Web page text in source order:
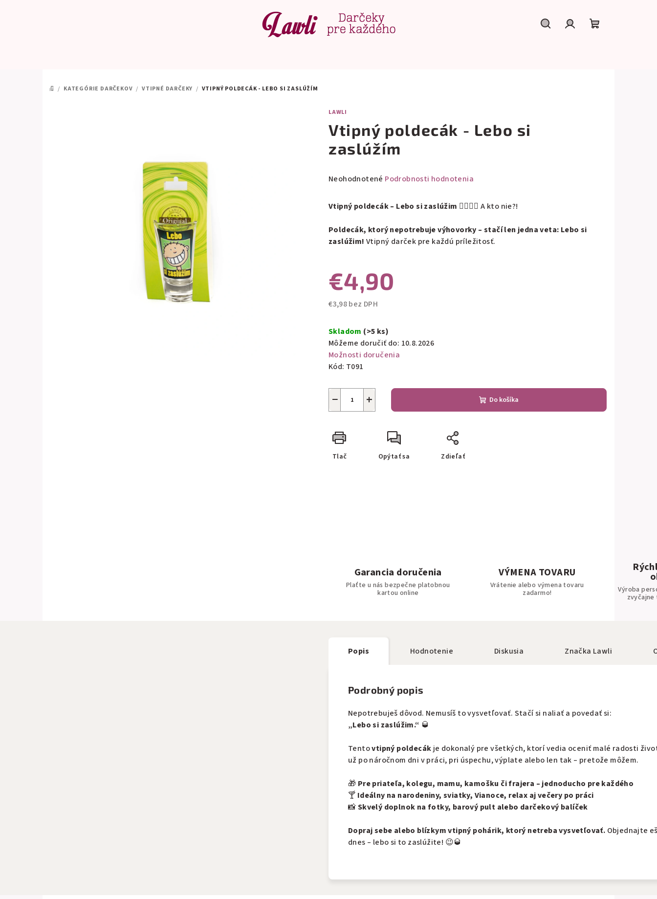
DOMOV
/ KATEGÓRIE DARČEKOV / VTIPNÉ DARČEKY / VTIPNÝ POLDECÁK - LEBO SI ZASLÚŽÍM
LAWLI
Vtipný poldecák - Lebo si
zaslúžím
Priemerné
produktu
0,0
Neohodnotené Podrobnosti hodnotenia
Vtipný poldecák – Lebo si zaslúžim 💁‍♂️💁‍♀️ A kto nie?!
Poldecák, ktorý nepotrebuje výhovorky – stačí len jedna veta: Lebo si
zaslúžim! Vtipný darček pre každú príležitosť.
€4,90
€3,98 bez DPH
cena:
Skladom (>5 ks)
Môžeme doručiť do: 10.8.2026
Možnosti doručenia
Kód: T091
+
− Do košíka
Tlač Opýtať sa Zdieľať
Garancia doručenia
Plaťte u nás bezpečne platobnou
kartou online
VÝMENA TOVARU
Vrátenie alebo výmena tovaru
zadarmo!
Výroba
zvyčajne
Popis Hodnotenie Diskusia Značka Lawli
Podrobný popis
Nepotrebuješ dôvod. Nemusíš to vysvetľovať. Stačí si naliať a povedať si:
„Lebo si zaslúžim.“ 🥃
Tentovtipný poldecák je dokonalý pre všetkých, ktorí vedia oceniť malé radosti
už po náročnom dni v práci, pri úspechu, výplate alebo len tak – pretože môžem.
🎁 Pre priateľa, kolegu, mamu, kamošku či frajera – jednoducho pre každého
🍸 Ideálny na narodeniny, sviatky, Vianoce, relax aj večery po práci
📸Skvelý doplnok na fotky, barový pult alebo darčekový balíček
Dopraj sebe alebo blízkym vtipný pohárik, ktorý netreba vysvetľovať. Objednajte
dnes – lebo si to zaslúžite! 😉🥃